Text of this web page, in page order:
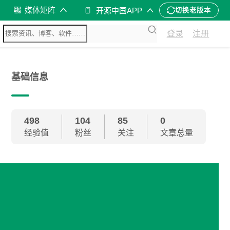
媒体矩阵 开源中国APP 切换老版本
登录 注册
基础信息
498
经验值
104
粉丝
85
关注
0
文章总量